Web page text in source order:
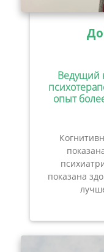
Ведущий
опыт
показана